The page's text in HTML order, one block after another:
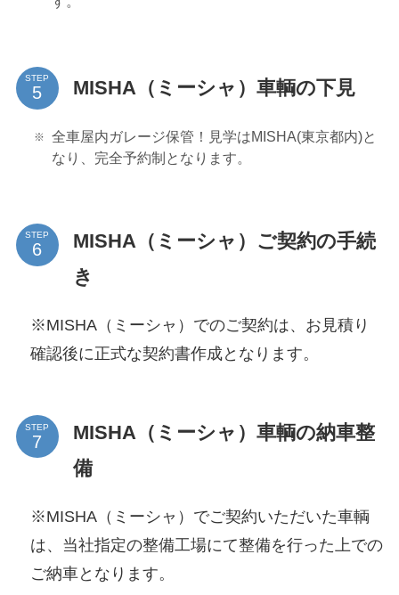
STEP MISHA（ミーシャ）車輌の下見
全車屋内ガレージ保管！見学はMISHA(東京都内)と
なり、完全予約制となります。
STEP
MISHA（ミーシャ）ご契約の手続
き
※MISHA（ミーシャ）でのご契約は、お見積り
確認後に正式な契約書作成となります。
STEP
MISHA（ミーシャ）車輌の納車整
備
※MISHA（ミーシャ）でご契約いただいた車輌
は、当社指定の整備工場にて整備を行った上での
ご納車となります。